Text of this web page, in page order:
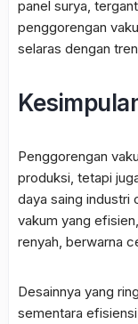
panel surya,
penggorengan
selaras dengan
Penggorengan
produksi, tetapi
daya saing industri
vakum yang
renyah, berwarna
Desainnya yang
sementara